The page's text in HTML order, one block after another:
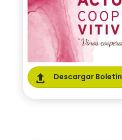
 Descargar Boletín